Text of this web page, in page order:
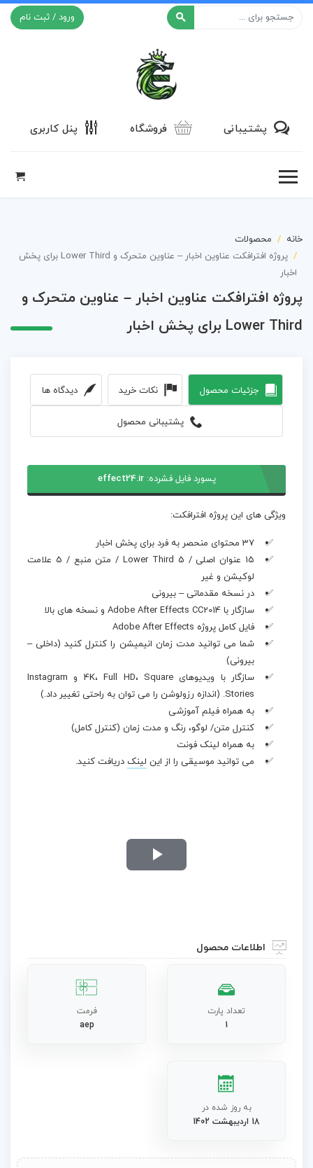
ورود / ثبت نام
پشتیبانی فروشگاه پنل کاربری
خانه
محصولات
پروژه افترافکت عناوین اخبار – عناوین متحرک و Lower Third برای پخش
اخبار
پروژه افترافکت عناوین اخبار – عناوین متحرک و
Lower Third برای پخش اخبار
جزئیات محصول نکات خرید دیدگاه ها
پشتیبانی محصول
پسورد فایل فشرده:effect24.ir
ویژگی های این پروژه افترافکت:
37 محتوای منحصر به فرد برای پخش اخبار
15 عنوان اصلی / 5 Lower Third / متن منبع / 5 علامت
لوکیشن و غیر
در نسخه مقدماتی – بیرونی
سازگار با Adobe After Effects CC2014 و نسخه های بالا
فایل کامل پروژه Adobe After Effects
شما می توانید مدت زمان انیمیشن را کنترل کنید (داخلی –
بیرونی)
سازگار با ویدیوهای 4K، Full HD، Square و Instagram
Stories. (اندازه رزولوشن را می توان به راحتی تغییر داد.)
به همراه فیلم آموزشی
کنترل متن/ لوگو، رنگ و مدت زمان (کنترل کامل)
به همراه لینک فونت
می توانید موسیقی را از این لینک دریافت کنید.
Play
اطلاعات محصول
تعداد پارت
1
فرمت
aep
به روز شده در
18 اردیبهشت 1402